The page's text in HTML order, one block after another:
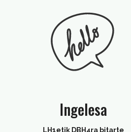
Ingelesa
LH1etik DBH4ra bitarte